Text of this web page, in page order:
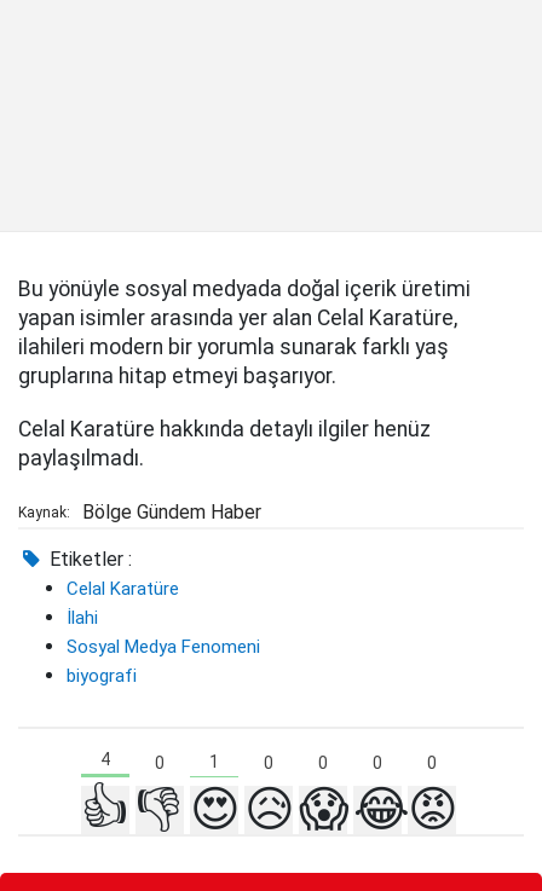
Bu yönüyle sosyal medyada doğal içerik üretimi
yapan isimler arasında yer alan Celal Karatüre,
ilahileri modern bir yorumla sunarak farklı yaş
gruplarına hitap etmeyi başarıyor.
Celal Karatüre hakkında detaylı ilgiler henüz
paylaşılmadı.
Kaynak: Bölge Gündem Haber
Etiketler :
Celal Karatüre
İlahi
Sosyal Medya Fenomeni
biyografi
4 0 1 0 0 0 0
👍 👎 😍😥😱😂😡